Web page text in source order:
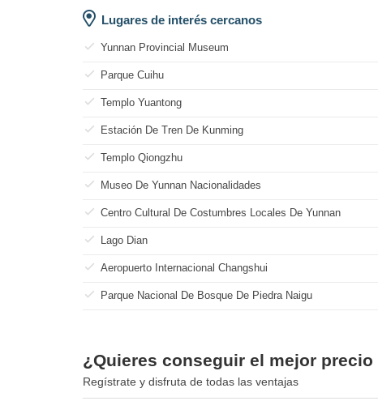
Lugares de interés cercanos
Yunnan Provincial Museum
Parque Cuihu
Templo Yuantong
Estación De Tren De Kunming
Templo Qiongzhu
Museo De Yunnan Nacionalidades
Centro Cultural De Costumbres Locales De Yunnan
Lago Dian
Aeropuerto Internacional Changshui
Parque Nacional De Bosque De Piedra Naigu
¿Quieres conseguir el mejor
Regístrate y disfruta de todas las ventajas